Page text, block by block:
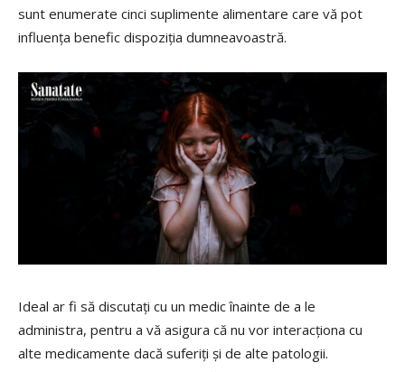
sunt enumerate cinci suplimente alimentare care vă pot
influența benefic dispoziția dumneavoаstră.
Ideal ar fi să discutați cu un medic înainte de a le
administra, pentru a vă asigura că nu vor interacționa cu
alte medicamente dacă suferiți și de alte patologii.